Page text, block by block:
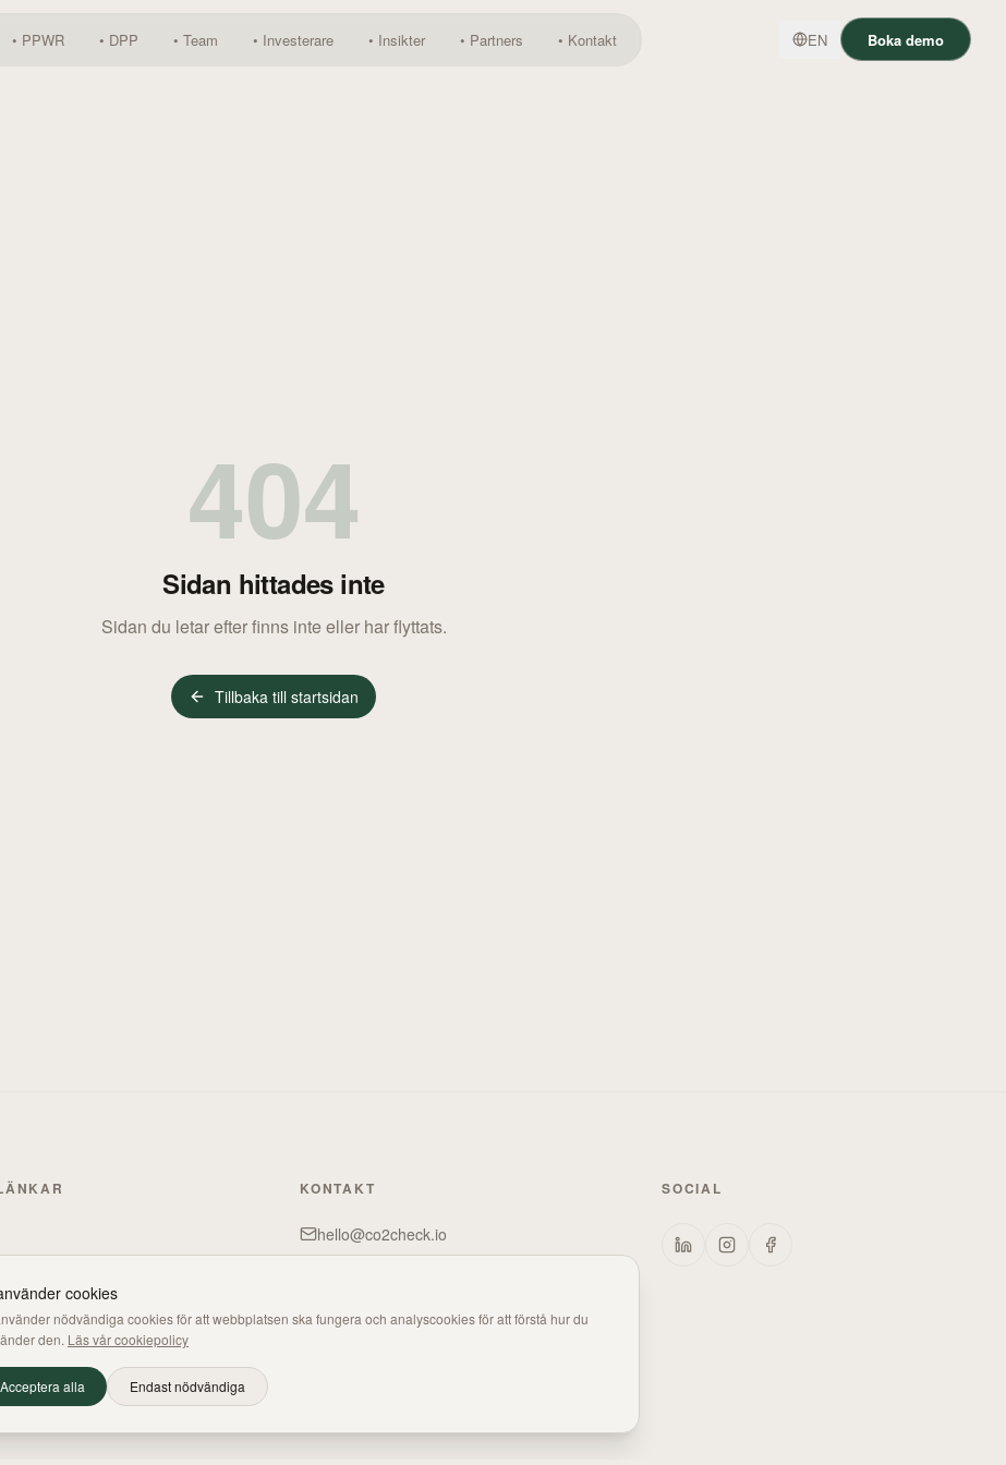
• PPWR • DPP •Team • Investerare • Insikter • Partners • Kontakt EN Boka demo
404
Sidan hittades inte
Sidan du letar efter finns inte eller har flyttats.
Tillbaka till startsidan
KONTAKT
hello@co2check.io
SOCIAL
cookies
nödvändiga cookies för att webbplatsen ska fungera och analyscookies för att förstå hur du
den. Läs vår cookiepolicy
Acceptera alla Endast nödvändiga